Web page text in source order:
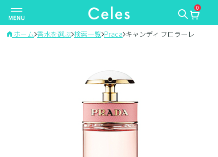
ナ
ビ
ゲ
0
ホーム 香水を選ぶ 検索一覧 Prada キャンディ フロラーレ